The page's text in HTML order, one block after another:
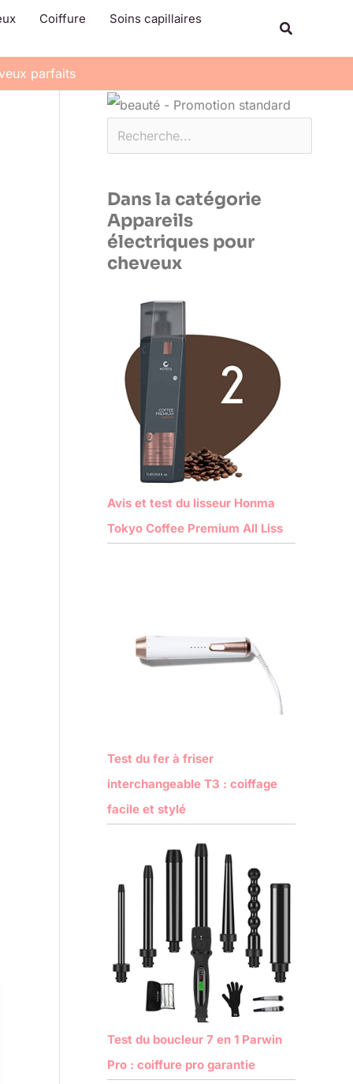
Coiffure Soins capillaires
parfaits
Rechercher
Dans la catégorie
Appareils
électriques pour
cheveux
Avis et test du lisseur Honma
Tokyo Coffee Premium All Liss
Test du fer à friser
interchangeable T3 : coiffage
facile et stylé
Test du boucleur 7 en 1 Parwin
Pro : coiffure pro garantie